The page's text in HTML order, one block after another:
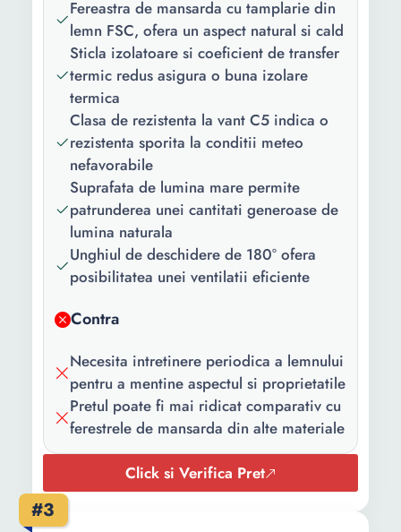
Fereastra de mansarda cu tamplarie din
lemn FSC, ofera un aspect natural si cald
Sticla izolatoare si coeficient de transfer
termic redus asigura o buna izolare
termica
Clasa de rezistenta la vant C5 indica o
rezistenta sporita la conditii meteo
nefavorabile
Suprafata de lumina mare permite
patrunderea unei cantitati generoase de
lumina naturala
Unghiul de deschidere de 180° ofera
posibilitatea unei ventilatii eficiente
Contra
Necesita intretinere periodica a lemnului
pentru a mentine aspectul si proprietatile
Pretul poate fi mai ridicat comparativ cu
ferestrele de mansarda din alte materiale
Click si Verifica Pret
#3